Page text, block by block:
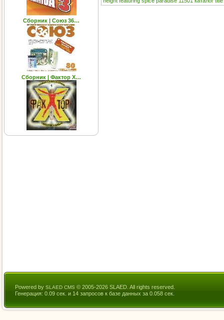
Сборник | Союз 36…
Сборник | Фактор Х…
Powered by SLAED CMS © 2005-2026 SLAED. All rights reserved.
Генерация: 0.09 сек. и 14 запросов к базе данных за 0.058 сек.